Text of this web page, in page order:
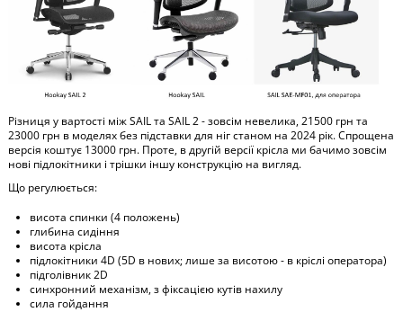
Різниця у вартості між SAIL та SAIL 2 - зовсім невелика, 21500 грн та
23000 грн в моделях без підставки для ніг станом на 2024 рік. Спрощена
версія коштує 13000 грн. Проте, в другій версії крісла ми бачимо зовсім
нові підлокітники і трішки іншу конструкцію на вигляд.
Що регулюється:
висота спинки (4 положень)
глибина сидіння
висота крісла
підлокітники 4D (5D в нових; лише за висотою - в кріслі оператора)
підголівник 2D
синхронний механізм, з фіксацією кутів нахилу
сила гойдання